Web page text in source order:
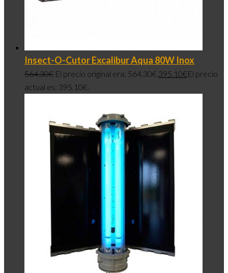
Insect-O-Cutor Excalibur Aqua 80W Inox
564.30€ El precio original era: 564.30€. 395.10€El precio
actual es: 395.10€.